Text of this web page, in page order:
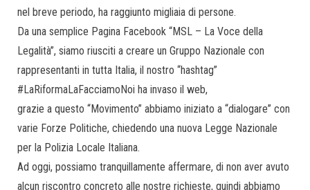
nel breve periodo, ha raggiunto migliaia di persone.
Da una semplice Pagina Facebook “MSL – La Voce della
Legalità”, siamo riusciti a creare un Gruppo Nazionale con
rappresentanti in tutta Italia, il nostro “hashtag”
#LaRiformaLaFacciamoNoi ha invaso il web,
grazie a questo “Movimento” abbiamo iniziato a “dialogare” con
varie Forze Politiche, chiedendo una nuova Legge Nazionale
per la Polizia Locale Italiana.
Ad oggi, possiamo tranquillamente affermare, di non aver avuto
alcun riscontro concreto alle nostre richieste, quindi abbiamo